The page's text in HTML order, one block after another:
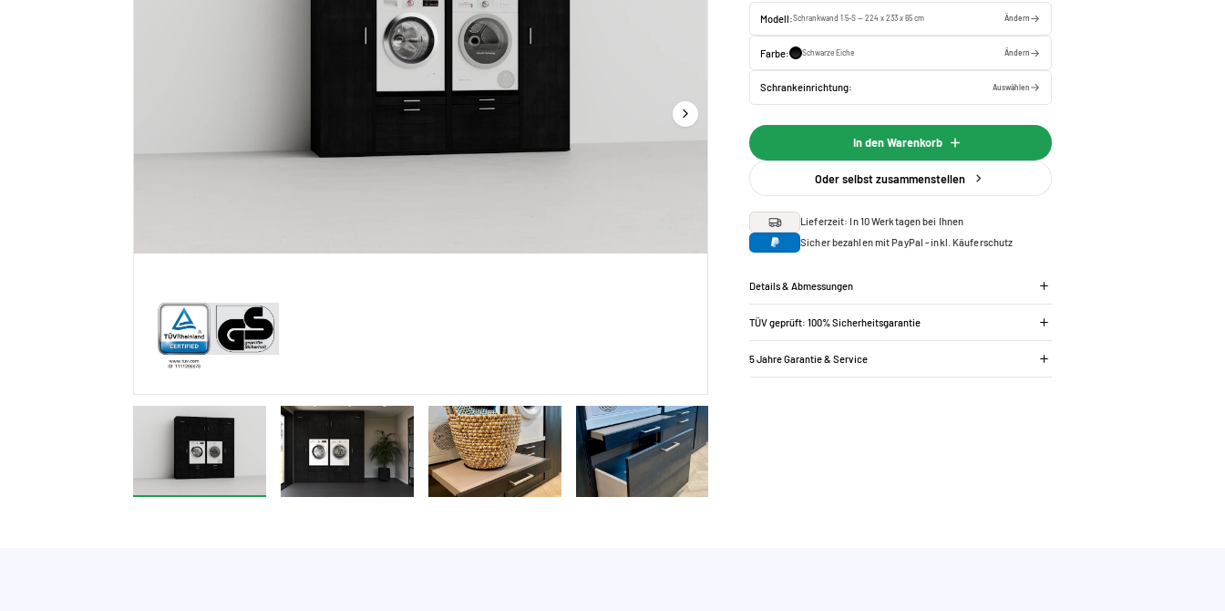
Modell:Schrankwand 1.5-S — 224 x 233 x 65 cm Ändern
Farbe: Schwarze Eiche Ändern
Schrankeinrichtung: Auswählen
In den Warenkorb
Oder selbst zusammenstellen
Lieferzeit: In 10 Werktagen bei Ihnen
Sicher bezahlen mit PayPal - inkl. Käuferschutz
Details & Abmessungen
TÜV geprüft: 100% Sicherheitsgarantie
5 Jahre Garantie & Service